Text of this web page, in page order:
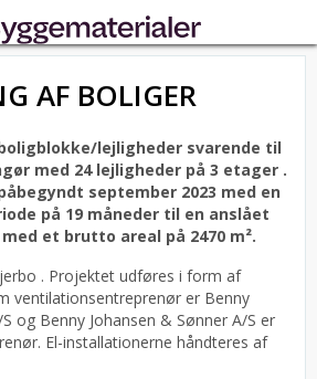
AF BOLIGER
lejligheder svarende til
med 24 lejligheder på 3 etager .
september 2023 med en
på 19 måneder til en anslået
et brutto areal på 2470 m².
. Projektet udføres i form af
ventilationsentreprenør er Benny
og Benny Johansen & Sønner A/S er
El-installationerne håndteres af